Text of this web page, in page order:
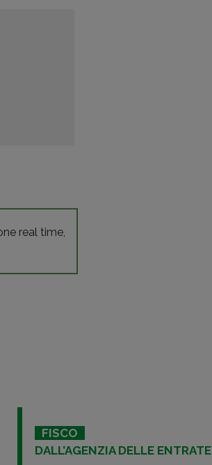
real time,
FISCO
DALL’AGENZIA DELLE ENTRATE